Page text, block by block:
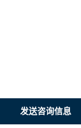
发送咨询信息